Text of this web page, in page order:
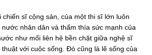
chiến sĩ cộng sản, của một thi sĩ lớn luôn
nhân dân và thấm thía sức mạnh của
như mối liên hệ bền chặt giữa nghệ sĩ
với cuộc sống. Đó cũng là lẽ sống của